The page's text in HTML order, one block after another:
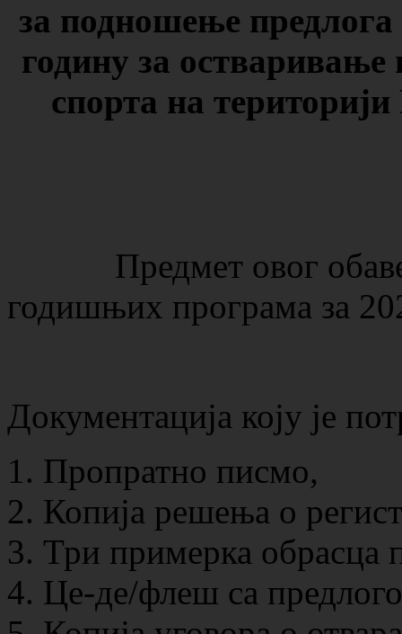
за подношење
годину за остваривање
спорта на
Предмет овог
годишњих програма за
Документација коју је
Пропратно писмо,
Копија решења о
Три примерка обрасца
Це-де/флеш са